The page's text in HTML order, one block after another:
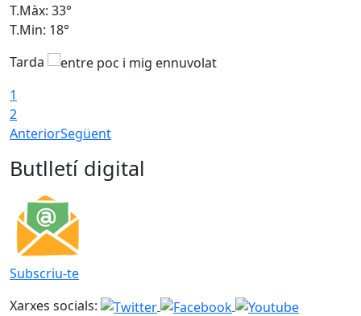
T.Màx: 33°
T.Min: 18°
Tarda
1
2
AnteriorSegüent
Butlletí digital
Subscriu-te
Xarxes socials: